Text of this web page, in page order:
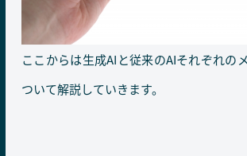
ここからは生成AIと従来のAIそれぞれの
ついて解説していきます。